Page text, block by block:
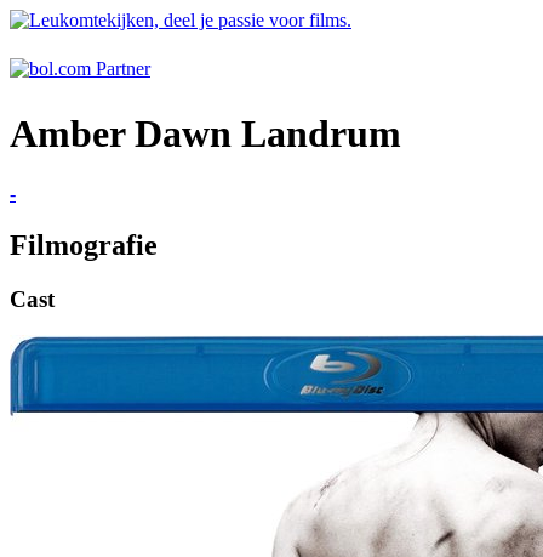
Amber Dawn Landrum
-
Filmografie
Cast